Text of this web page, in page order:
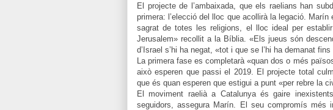
El projecte de l’ambaixada, que els raelians han
primera: l’elecció del lloc que acollirà la legació.
sagrat de totes les religions, el lloc ideal per
Jerusalem» recollit a la Bíblia. «Els jueus són
d’Israel s’hi ha negat, «tot i que se l’hi ha demanat
La primera fase es completarà «quan dos o més
això esperen que passi el 2019. El projecte total
que és quan esperen que estigui a punt «per rebre la
El moviment raelià a Catalunya és gaire
seguidors, assegura Marín. El seu compromís més